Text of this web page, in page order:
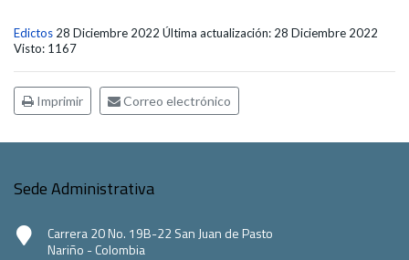
Edictos 28 Diciembre 2022 Última actualización: 28 Diciembre 2022
Visto: 1167
Imprimir Correo electrónico
Sede Administrativa
Carrera 20 No. 19B-22 San Juan de Pasto
Nariño - Colombia